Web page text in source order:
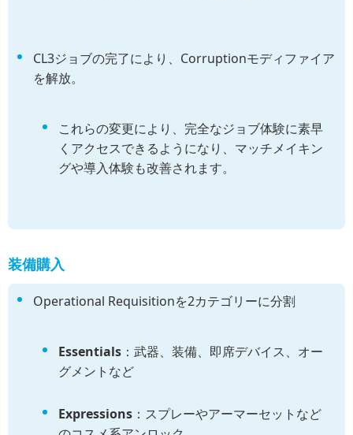
CL3ジョブの完了により、Corruptionモディファイア
を解放。
これらの変更により、完全なジョブ体験に素早
くアクセスできるようになり、マッチメイキン
グや導入体験も改善されます。
装備購入
Operational Requisitionを2カテゴリーに分割
Essentials ：武器、装備、即席デバイス、オー
グメントなど
Expressions ：スプレーやアーマーセットなど